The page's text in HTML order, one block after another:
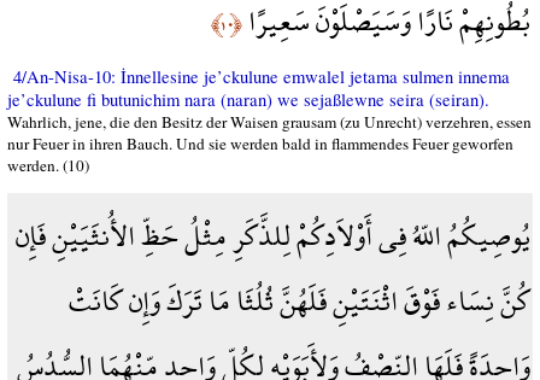
بُطُونِهِمْ نَارًا وَسَيَصْلَوْنَ سَعِيرًا﴿١٠﴾
4/An-Nisa-10: İnnellesine je’ckulune emwalel jetama sulmen innema
je’ckulune fi butunichim nara (naran) we sejaßlewne seira (seiran).
Wahrlich, jene, die den Besitz der Waisen grausam (zu Unrecht) verzehren, essen
nur Feuer in ihren Bauch. Und sie werden bald in flammendes Feuer geworfen
werden. (10)
يُوصِيكُمُ اللّهُ فِي أَوْلاَدِكُمْ لِلذَّكَرِ مِثْلُ حَظِّ الأُنثَيَيْنِ فَإِن
كُنَّ نِسَاء فَوْقَ اثْنَتَيْنِ فَلَهُنَّ ثُلُثَا مَا تَرَكَ وَإِن كَانَتْ
وَاحِدَةً فَلَهَا النِّصْفُ وَلأَبَوَيْهِ لِكُلِّ وَاحِدٍ مِّنْهُمَا السُّدُسُ